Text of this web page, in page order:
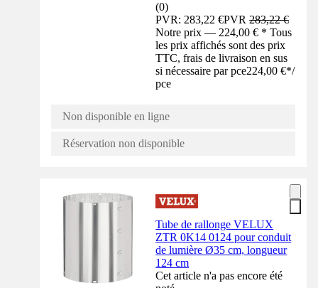
(0)
PVR: 283,22 €PVR283,22 €
Notre prix — 224,00 € * Tous
les prix affichés sont des prix
TTC, frais de livraison en sus
si nécessaire par pce224,00 €*/
pce
Non disponible en ligne
Réservation non disponible
Tube de rallonge VELUX
ZTR 0K14 0124 pour conduit
de lumière Ø35 cm, longueur
124 cm
Cet article n'a pas encore été